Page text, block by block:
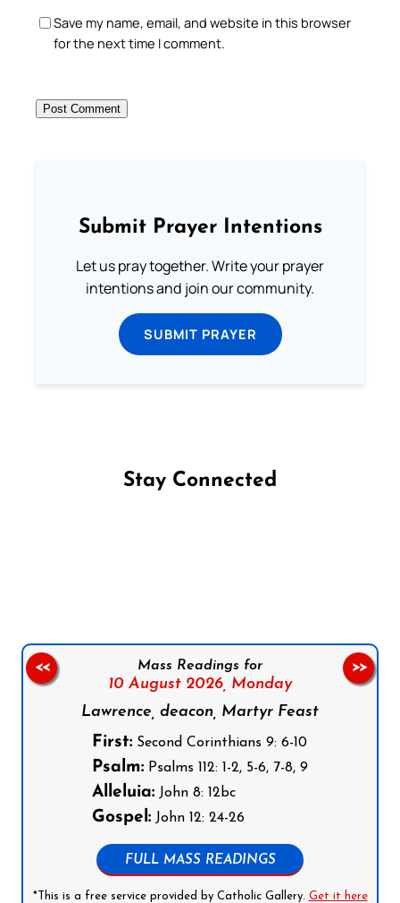
Save my name, email, and website in this browser
for the next time I comment.
Submit Prayer Intentions
Let us pray together. Write your prayer
intentions and join our community.
SUBMIT PRAYER
Stay Connected
Mass Readings for
10 August 2026, Monday
Lawrence, deacon, Martyr Feast
First: Second Corinthians 9: 6-10
Psalm: Psalms 112: 1-2, 5-6, 7-8, 9
Alleluia: John 8: 12bc
Gospel: John 12: 24-26
FULL MASS READINGS
*This is a free service provided by Catholic Gallery. Get it here
<< >>